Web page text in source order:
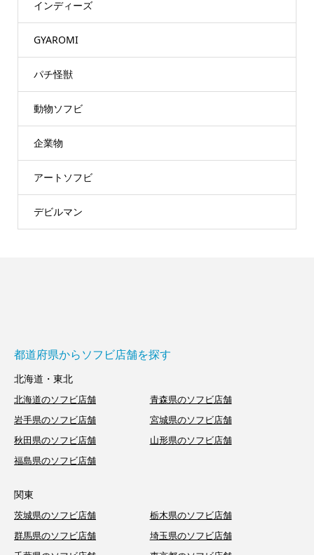
インディーズ
GYAROMI
パチ怪獣
動物ソフビ
企業物
アートソフビ
デビルマン
都道府県からソフビ店舗を探す
北海道・東北
北海道のソフビ店舗
青森県のソフビ店舗
岩手県のソフビ店舗
宮城県のソフビ店舗
秋田県のソフビ店舗
山形県のソフビ店舗
福島県のソフビ店舗
関東
茨城県のソフビ店舗
栃木県のソフビ店舗
群馬県のソフビ店舗
埼玉県のソフビ店舗